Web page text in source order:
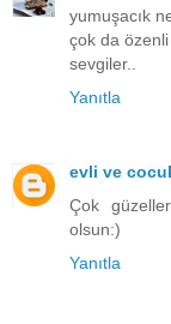
yumuşacık
çok da
sevgiler..
Yanıtla
evli ve
Çok
olsun:)
Yanıtla